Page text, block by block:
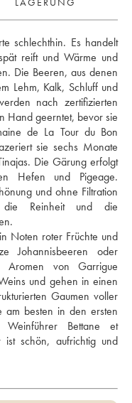
schlechthin. Es handelt
reift und Wärme und
Die Beeren, aus denen
Lehm, Kalk, Schluff und
nach zertifizierten
Hand geerntet, bevor sie
de La Tour du Bon
sie sechs Monate
Die Gärung erfolgt
Hefen und Pigeage.
und ohne Filtration
Reinheit und die
Noten roter Früchte und
Johannisbeeren oder
Aromen von Garrigue
und gehen in einen
Gaumen voller
am besten in den ersten
Bettane et
ist schön, aufrichtig und